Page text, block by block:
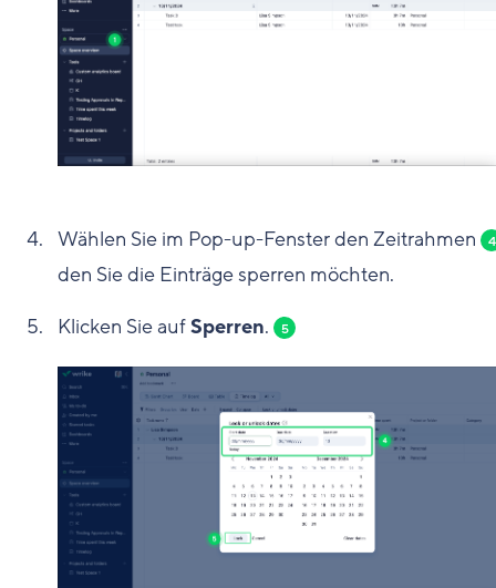
Wählen Sie im Pop-up-Fenster den Zeitrahmen 4
den Sie die Einträge sperren möchten.
Klicken Sie aufSperren. 5